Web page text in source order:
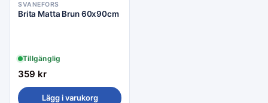
SVANEFORS
Brita Matta Brun 60x90cm
Tillgänglig
359 kr
Lägg i varukorg